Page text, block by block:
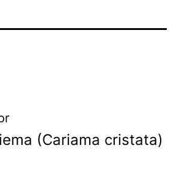
(Cariama cristata)